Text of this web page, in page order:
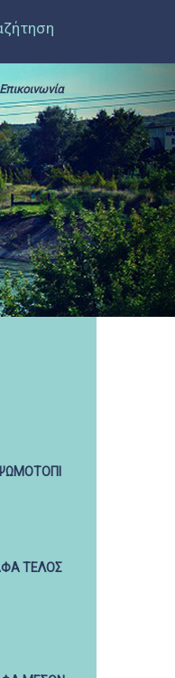
Επικοινωνία
ΤΕΛΟΣ